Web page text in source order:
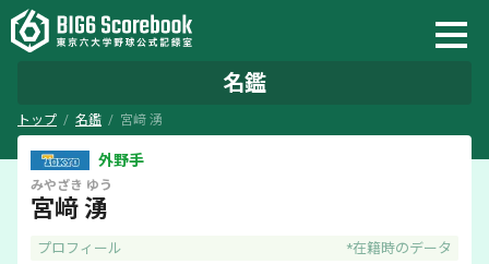
名鑑
トップ 名鑑 宮﨑 湧
外野手
宮﨑 湧
みやざき ゆう
プロフィール
*在籍時のデータ